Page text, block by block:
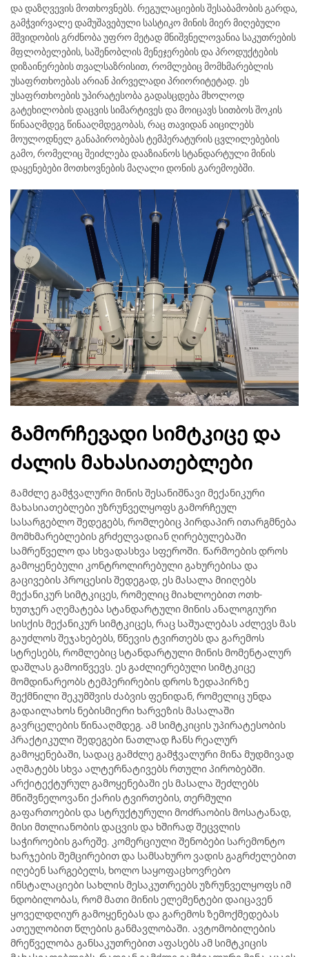
და დაზღვევის მოთხოვნებს. რეგულაციების შესაბამობის გარდა,
გამჭვირვალე დამუშავებული სასტიკო მინის მიერ მიღებული
მშვიდობის გრძნობა უფრო მეტად მნიშვნელოვანია საკუთრების
მფლობელების, საშენობლის მენეჯერების და პროდუქტების
დიზაინერების თვალსაზრისით, რომლებიც მომხმარებლის
უსაფრთხოებას არიან პირველადი პრიორიტეტად. ეს
უსაფრთხოების უპირატესობა გადასცდება მხოლოდ
გატეხილობის დაცვის სიმარტივეს და მოიცავს სითბოს შოკის
წინააღმდეგ წინააღმდეგობას, რაც თავიდან აიცილებს
მოულოდნელ განაპირობებას ტემპერატურის ცვლილებების
გამო, რომელიც შეიძლება დააზიანოს სტანდარტული მინის
დაყენებები მოთხოვნების მაღალი დონის გარემოებში.
Გამორჩევადი სიმტკიცე და
ძალის მახასიათებლები
Გამძლე გამჭვალური მინის შესანიშნავი მექანიკური
მახასიათებლები უზრუნველყოფს გამორჩეულ
სასარგებლო შედეგებს, რომლებიც პირდაპირ ითარგმნება
მომხმარებლების გრძელვადიან ღირებულებაში
სამრეწველო და სხვადასხვა სფეროში. წარმოების დროს
გამოყენებული კონტროლირებული გახურებისა და
გაცივების პროცესის შედეგად, ეს მასალა მიიღებს
მექანიკურ სიმტკიცეს, რომელიც მიახლოებით ოთხ-
ხუთჯერ აღემატება სტანდარტული მინის ანალოგიური
სისქის მექანიკურ სიმტკიცეს, რაც საშუალებას აძლევს მას
გაუძლოს შეჯახებებს, წნევის ტვირთებს და გარემოს
სტრესებს, რომლებიც სტანდარტული მინის მომენტალურ
დაშლას გამოიწვევს. ეს გაძლიერებული სიმტკიცე
მომდინარეობს ტემპერირების დროს ზედაპირზე
შექმნილი შეკუმშვის ძაბვის ფენიდან, რომელიც უნდა
გადაილახოს ნებისმიერი ხარვეზის მასალაში
გავრცელების წინააღმდეგ. ამ სიმტკიცის უპირატესობის
პრაქტიკული შედეგები ნათლად ჩანს რეალურ
გამოყენებაში, სადაც გამძლე გამჭვალური მინა მუდმივად
აღმატებს სხვა ალტერნატივებს რთული პირობებში.
არქიტექტურულ გამოყენებაში ეს მასალა შეძლებს
მნიშვნელოვანი ქარის ტვირთების, თერმული
გაფართოების და სტრუქტურული მოძრაობის მოსატანად,
მისი მთლიანობის დაცვის და ხშირად შეცვლის
საჭიროების გარეშე. კომერციული შენობები სარემონტო
ხარჯების შემცირებით და სამსახურო ვადის გაგრძელებით
იღებენ სარგებელს, ხოლო საყოფაცხოვრებო
ინსტალაციები სახლის მესაკუთრეებს უზრუნველყოფს იმ
ნდობილობას, რომ მათი მინის ელემენტები დაიცავენ
ყოველდღიურ გამოყენებას და გარემოს ზემოქმედებას
ათეულობით წლების განმავლობაში. ავტომობილების
მრეწველობა განსაკუთრებით აფასებს ამ სიმტკიცის